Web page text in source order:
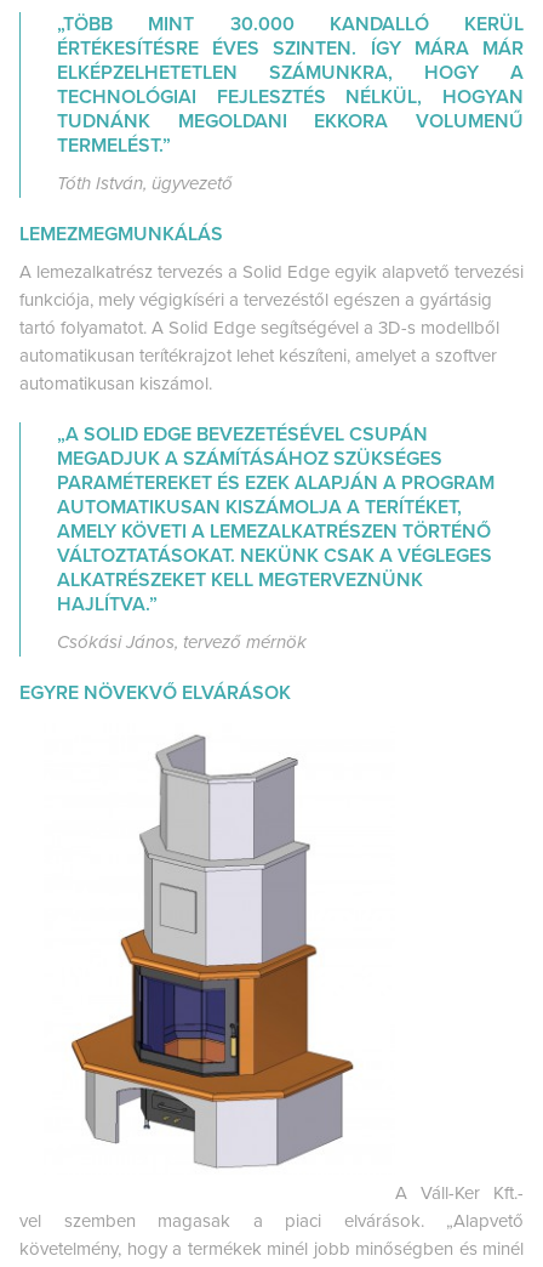
„TÖBB MINT 30.000 KANDALLÓ KERÜL
ÉRTÉKESÍTÉSRE ÉVES SZINTEN. ÍGY MÁRA MÁR
ELKÉPZELHETETLEN SZÁMUNKRA, HOGY A
TECHNOLÓGIAI FEJLESZTÉS NÉLKÜL, HOGYAN
TUDNÁNK MEGOLDANI EKKORA VOLUMENŰ
TERMELÉST.”
Tóth István, ügyvezető
LEMEZMEGMUNKÁLÁS
A lemezalkatrész tervezés a Solid Edge egyik alapvető tervezési
funkciója, mely végigkíséri a tervezéstől egészen a gyártásig
tartó folyamatot. A Solid Edge segítségével a 3D-s modellből
automatikusan terítékrajzot lehet készíteni, amelyet a szoftver
automatikusan kiszámol.
„A SOLID EDGE BEVEZETÉSÉVEL CSUPÁN
MEGADJUK A SZÁMÍTÁSÁHOZ SZÜKSÉGES
PARAMÉTEREKET ÉS EZEK ALAPJÁN A PROGRAM
AUTOMATIKUSAN KISZÁMOLJA A TERÍTÉKET,
AMELY KÖVETI A LEMEZALKATRÉSZEN TÖRTÉNŐ
VÁLTOZTATÁSOKAT. NEKÜNK CSAK A VÉGLEGES
ALKATRÉSZEKET KELL MEGTERVEZNÜNK
HAJLÍTVA.”
Csókási János, tervező mérnök
EGYRE NÖVEKVŐ ELVÁRÁSOK
A Váll-Ker Kft.-
vel szemben magasak a piaci elvárások. „Alapvető
követelmény, hogy a termékek minél jobb minőségben és minél